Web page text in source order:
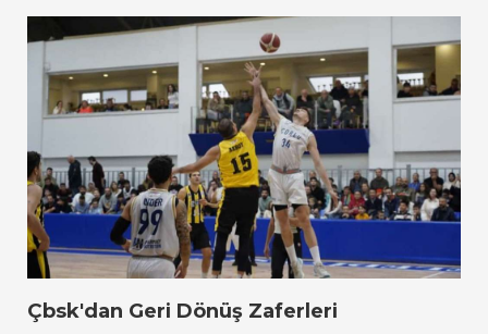
Çbsk'dan Geri Dönüş Zaferleri